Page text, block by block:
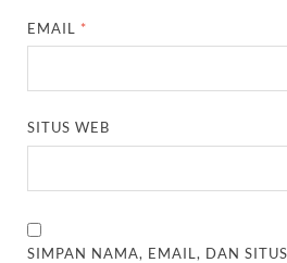
EMAIL *
SITUS WEB
SIMPAN NAMA, EMAIL, DAN